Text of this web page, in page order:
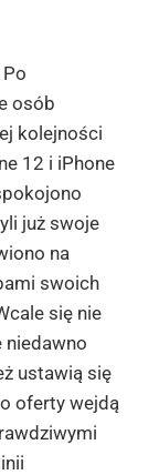
osób
kolejności
12 i iPhone
już swoje
na
swoich
się nie
niedawno
ustawią się
oferty wejdą